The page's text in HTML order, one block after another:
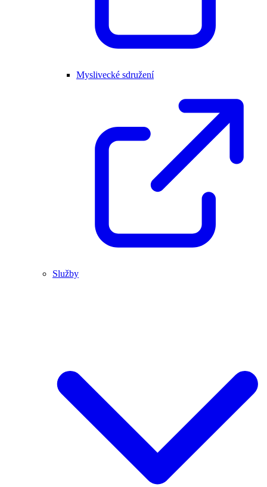
Myslivecké sdružení
Služby